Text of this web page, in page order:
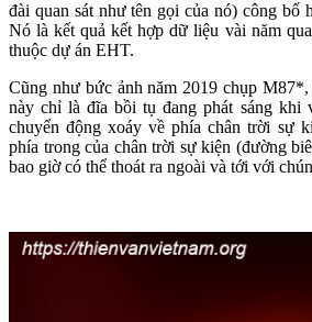
đài quan sát như tên gọi của nó) công bố
Nó là kết quả kết hợp dữ liệu vài năm
thuộc dự án EHT.
Cũng như bức ảnh năm 2019 chụp
này chỉ là đĩa bồi tụ đang phát sáng khi
chuyển động xoáy về phía chân trời sự
phía trong của chân trời sự kiện (đường
bao giờ có thể thoát ra ngoài và tới với